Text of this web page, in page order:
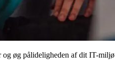
og øg pålideligheden af dit IT-